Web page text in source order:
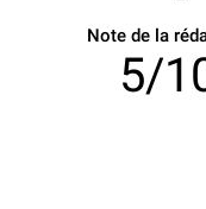
Note de la
5/